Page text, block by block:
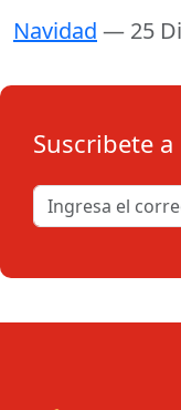
Navidad — 25
Suscribete